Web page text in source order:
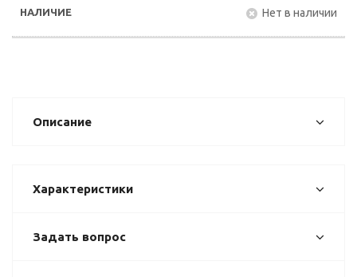
Нет в наличии
Описание
Характеристики
Задать вопрос